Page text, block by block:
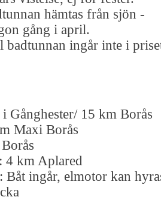
hämtas från sjön -
gång i april.
badtunnan ingår inte i
Gånghester/ 15 km Borås
Maxi Borås
4 km Aplared
Båt ingår, elmotor kan